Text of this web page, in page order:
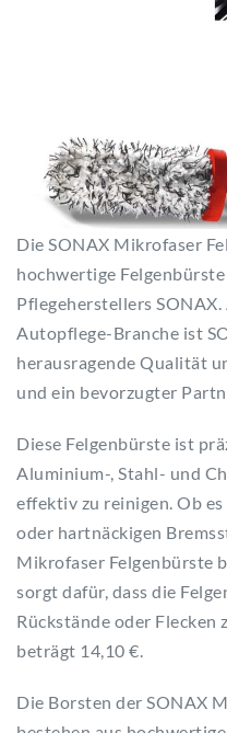
Die SONAX Mikrofaser
hochwertige
Pflegeherstellers
Autopflege-Branche ist
herausragende Qualität
und ein bevorzugter
Diese Felgenbürste ist
Aluminium-, Stahl- und
effektiv zu reinigen. Ob
oder hartnäckigen
Mikrofaser Felgenbürste
sorgt dafür, dass die
Rückstände oder Flecken
beträgt 14,10 €.
Die Borsten der SONAX